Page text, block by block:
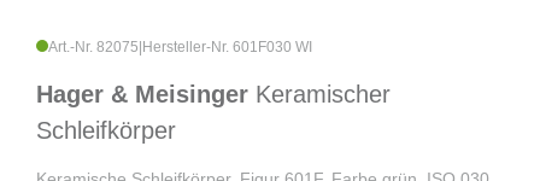
Art.-Nr. 82075 Hersteller-Nr. 601F030 WI
Hager & Meisinger Keramischer
Schleifkörper